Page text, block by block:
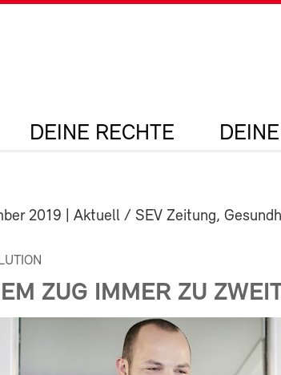
DEINE RECHTE
2019 | Aktuell / SEV Zeitung,
ZUG IMMER ZU